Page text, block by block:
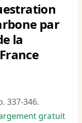
par
la
337-346.
gratuit